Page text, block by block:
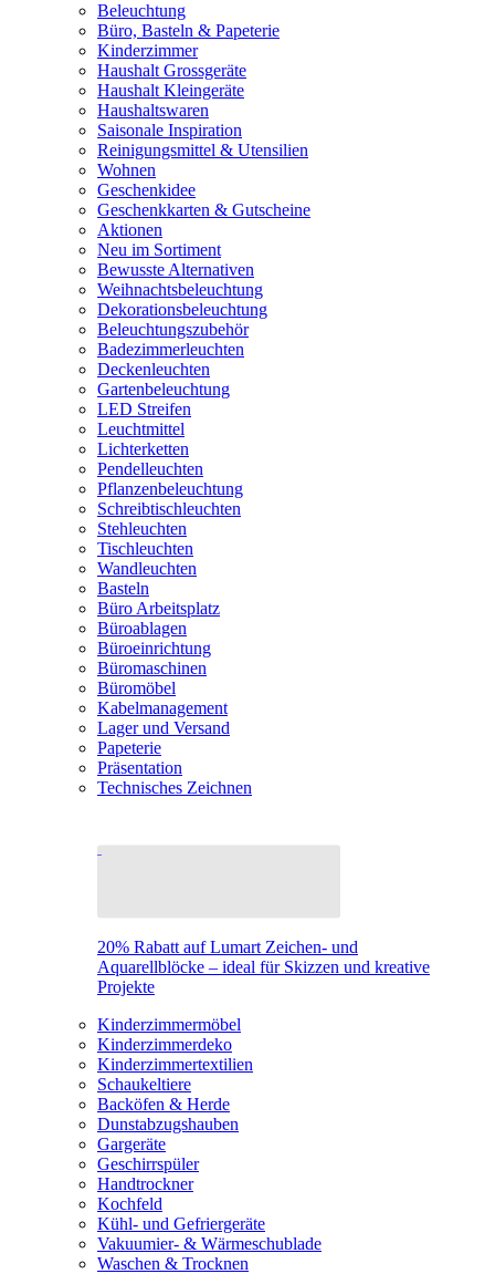
Beleuchtung
Büro, Basteln & Papeterie
Kinderzimmer
Haushalt Grossgeräte
Haushalt Kleingeräte
Haushaltswaren
Saisonale Inspiration
Reinigungsmittel & Utensilien
Wohnen
Geschenkidee
Geschenkkarten & Gutscheine
Aktionen
Neu im Sortiment
Bewusste Alternativen
Weihnachtsbeleuchtung
Dekorationsbeleuchtung
Beleuchtungszubehör
Badezimmerleuchten
Deckenleuchten
Gartenbeleuchtung
LED Streifen
Leuchtmittel
Lichterketten
Pendelleuchten
Pflanzenbeleuchtung
Schreibtischleuchten
Stehleuchten
Tischleuchten
Wandleuchten
Basteln
Büro Arbeitsplatz
Büroablagen
Büroeinrichtung
Büromaschinen
Büromöbel
Kabelmanagement
Lager und Versand
Papeterie
Präsentation
Technisches Zeichnen
20% Rabatt auf Lumart Zeichen- und
Aquarellblöcke – ideal für Skizzen und kreative
Projekte
Kinderzimmermöbel
Kinderzimmerdeko
Kinderzimmertextilien
Schaukeltiere
Backöfen & Herde
Dunstabzugshauben
Gargeräte
Geschirrspüler
Handtrockner
Kochfeld
Kühl- und Gefriergeräte
Vakuumier- & Wärmeschublade
Waschen & Trocknen